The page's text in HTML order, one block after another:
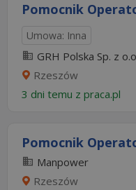
Pomocnik
Umowa: Inna
GRH Polska Sp. z o.o
Rzeszów
3 dni temu z praca.pl
Pomocnik
Manpower
Rzeszów